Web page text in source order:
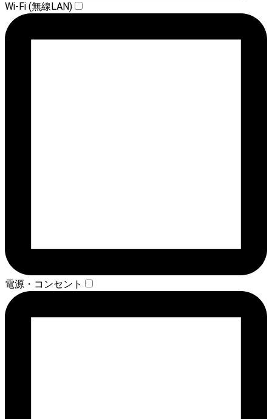
Wi-Fi (無線LAN)
電源・コンセント